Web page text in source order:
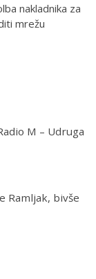
nakladnika za
mrežu
M – Udruga
Ramljak, bivše